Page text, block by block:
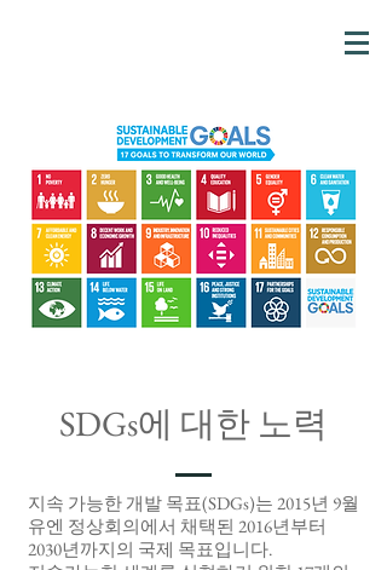
SDGs에 대한 노력
지속 가능한 개발 목표(SDGs)는 2015년 9월
유엔 정상회의에서 채택된 2016년부터
2030년까지의 국제 목표입니다.